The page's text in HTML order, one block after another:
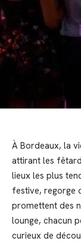
À Bordeaux, la
attirant les
lieux les plus
festive, regorge
promettent des
lounge, chacun
curieux de